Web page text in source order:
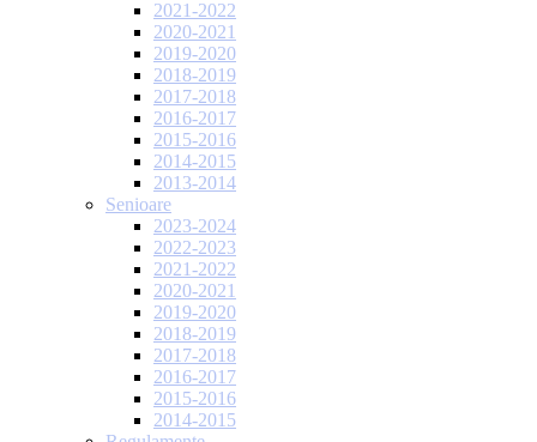
2021-2022
2020-2021
2019-2020
2018-2019
2017-2018
2016-2017
2015-2016
2014-2015
2013-2014
Senioare
2023-2024
2022-2023
2021-2022
2020-2021
2019-2020
2018-2019
2017-2018
2016-2017
2015-2016
2014-2015